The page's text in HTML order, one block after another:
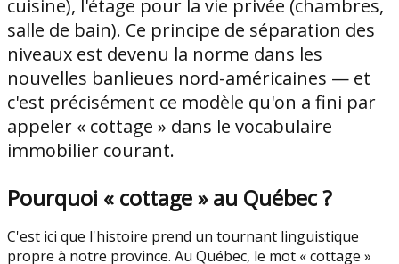
cuisine), l'étage pour la vie privée (chambres,
salle de bain). Ce principe de séparation des
niveaux est devenu la norme dans les
nouvelles banlieues nord-américaines — et
c'est précisément ce modèle qu'on a fini par
appeler « cottage » dans le vocabulaire
immobilier courant.
Pourquoi « cottage » au Québec ?
C'est ici que l'histoire prend un tournant linguistique
propre à notre province. Au Québec, le mot « cottage »